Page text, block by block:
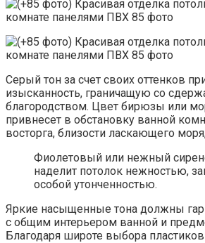
Серый тон за счет своих оттенков
изысканность, граничащую со
благородством. Цвет бирюзы или
привнесет в обстановку ванной
восторга, близости ласкающего
Фиолетовый или нежный
наделит потолок нежностью,
особой утонченностью.
Яркие насыщенные тона должны
с общим интерьером ванной и
Благодаря широте выбора